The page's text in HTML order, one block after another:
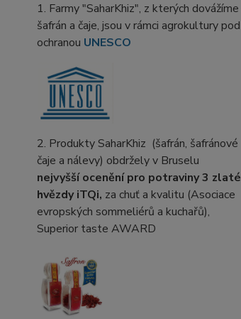
1. Farmy "SaharKhiz", z kterých dovážíme
šafrán a čaje, jsou v rámci agrokultury pod
ochranou UNESCO
2. Produkty SaharKhiz (šafrán, šafránové
čaje a nálevy) obdržely v Bruselu
nejvyšší ocenění pro potraviny3 zlaté
hvězdy iTQi, za chuť a kvalitu (Asociace
evropských sommeliérů a kuchařů),
Superior taste AWARD